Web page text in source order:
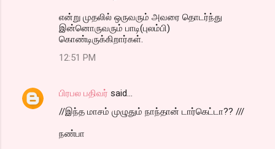
என்று முதலில் ஒருவரும் அவரை தொடர்ந்து
இன்னொருவரும் பாடி(புலம்பி)
கொண்டிருக்கிறார்கள்.
12:51 PM
பிரபல பதிவர் said…
//இந்த மாசம் முழுதும் நாந்தான் டார்கெட்டா?? ///
நண்பா